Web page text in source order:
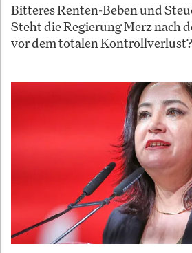
Bitteres Renten-Beben und
Steht die Regierung Merz nach
vor dem totalen Kontrollverlust?